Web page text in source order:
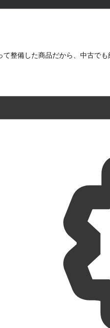
整備した商品だから、中古で